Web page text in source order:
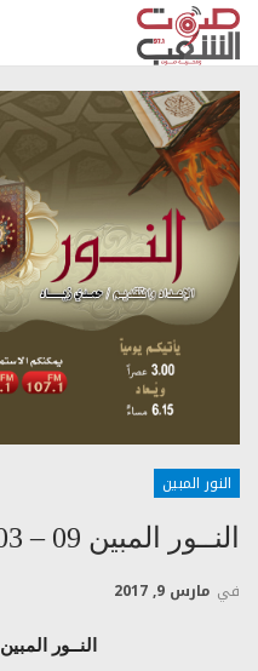
النور المبين
النــور المبين 09 – 03 -2017م
في مارس 9, 2017
النــور المبين 09 – 03 -2017م